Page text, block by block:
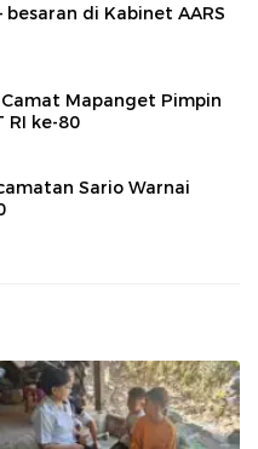
besaran di Kabinet AARS
Mapanget Pimpin
RI ke-80
Sario Warnai